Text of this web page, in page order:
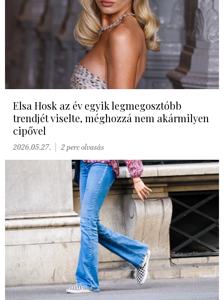
Elsa Hosk az év egyik legmegosztóbb
trendjét viselte, méghozzá nem akármilyen
cipővel
2026.05.27. 2 perc olvasás